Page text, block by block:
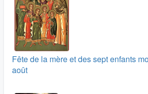
Fête de la mère et des sept enfants
août